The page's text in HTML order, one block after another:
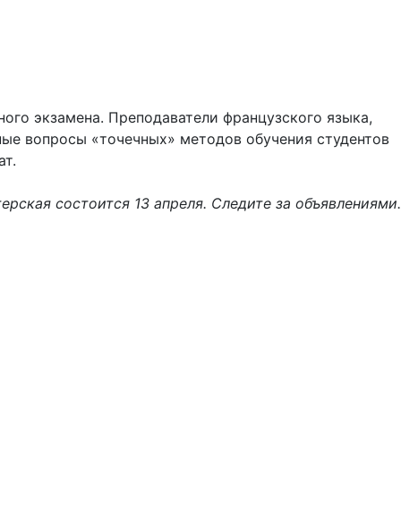
экзамена. Преподаватели французского языка,
вопросы «точечных» методов обучения студентов
состоится 13 апреля. Следите за объявлениями.